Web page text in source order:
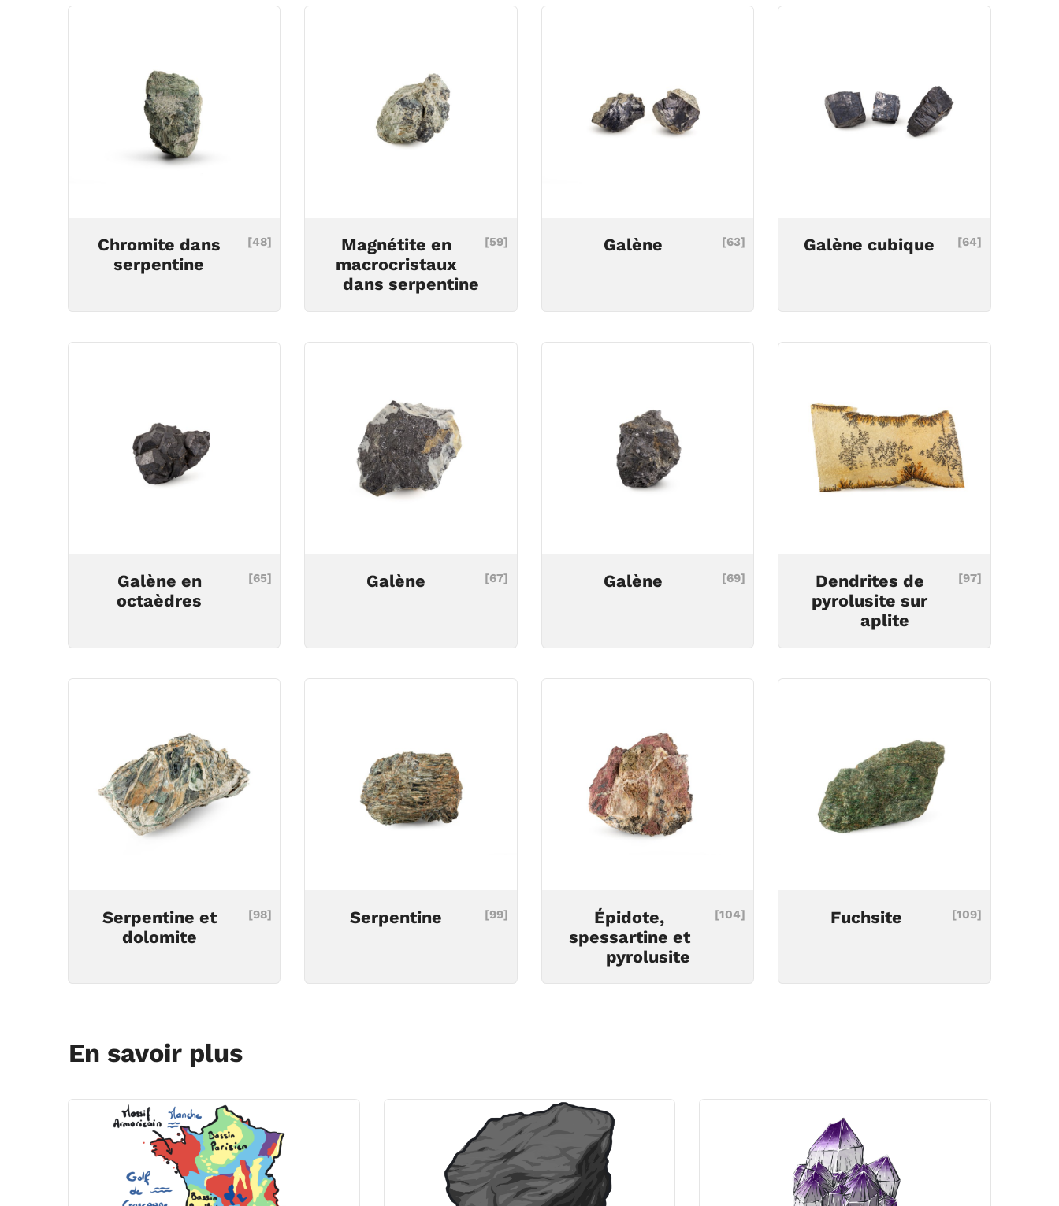
[48]
Chromite dans
serpentine
[59]
Magnétite en
macrocristaux
dans serpentine
[63]
Galène [64]
Galène cubique
[65]
Galène en
octaèdres
[67]
Galène [69]
Galène [97]
Dendrites de
pyrolusite sur
aplite
[98]
Serpentine et
dolomite
[99]
Serpentine [104]
Épidote,
spessartine et
pyrolusite
[109]
Fuchsite
En savoir plus